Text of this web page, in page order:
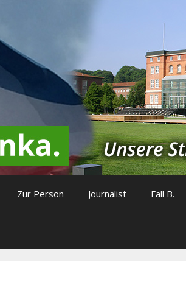
Zur Person Journalist Fall B.